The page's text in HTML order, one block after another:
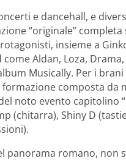
e dancehall, e
“originale”
insieme a
Aldan, Loza, Drama,
Musically. Per i
composta da
noto evento capitolino
(chitarra), Shiny D
panorama romano, non